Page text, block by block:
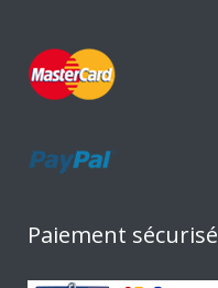
Paiement sécurisé